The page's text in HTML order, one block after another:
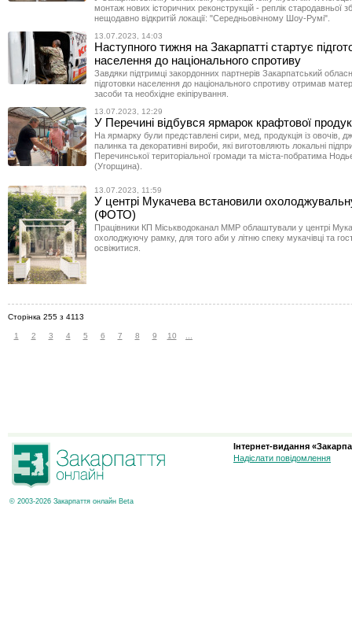
монтаж нових історичних реконструкцій - реплік стародавньої
нещодавно відкритій локації: "Середньовічному Шоу-Румі".
13.07.2023, 14:03
Наступного тижня на Закарпатті стартує
населення до національного спротиву
Завдяки підтримці закордонних партнерів Закарпатський
підготовки населення до національного спротиву отримав
засоби та необхідне екіпірування.
13.07.2023, 12:29
У Перечині відбувся ярмарок крафтової
На ярмарку були представлені сири, мед, продукція із овочів,
палинка та декоративні вироби, які виготовляють локальні
Перечинської територіальної громади та міста-побратима
(Угорщина).
13.07.2023, 11:59
У центрі Мукачева встановили
(ФОТО)
Працівники КП Міськводоканал ММР облаштували у центрі
охолоджуючу рамку, для того аби у літню спеку мукачівці та
освіжитися.
Сторінка 255 з 4113
1 2 3 4 5 6 7 8 9 10
© 2003-2026 Закарпаття онлайн Beta
Інтернет-видання
Надіслати повідомлення